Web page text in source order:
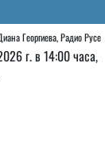
Георгиeва, Радио
г. в 14:00 часа,